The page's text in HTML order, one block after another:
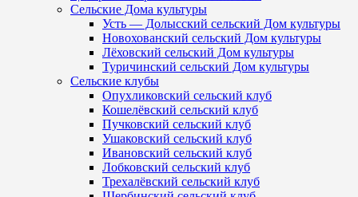
Сельские Дома культуры
Усть — Долысский сельский Дом культуры
Новохованский сельский Дом культуры
Лёховский сельский Дом культуры
Туричинский сельский Дом культуры
Сельские клубы
Опухликовский сельский клуб
Кошелёвский сельский клуб
Пучковский сельский клуб
Ушаковский сельский клуб
Ивановский сельский клуб
Лобковский сельский клуб
Трехалёвский сельский клуб